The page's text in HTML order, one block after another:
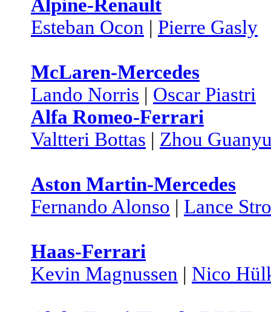
Alpine-Renault
Esteban Ocon | Pierre Gasly
McLaren-Mercedes
Lando Norris | Oscar Piastri
Alfa Romeo-Ferrari
Valtteri Bottas | Zhou
Aston Martin-Mercedes
Fernando Alonso | Lance
Haas-Ferrari
Kevin Magnussen | Nico